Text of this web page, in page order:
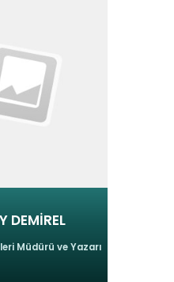
DEMİREL
Müdürü ve Yazarı